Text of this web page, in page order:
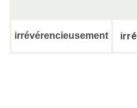
irrévérencieusement